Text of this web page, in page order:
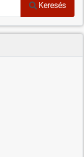
Keresés